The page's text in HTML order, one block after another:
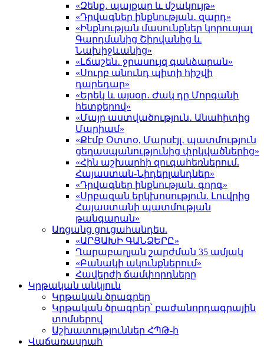
«Զենք․ պայքար և մշակույթ»
«Դրվագներ ինքնության․ զարդ»
«Ինքնության մասունքներ կորուսյալ
Գարդմանից Շիրվանից և
Նախիջևանից»
«Լճաշեն․ ջրասույզ գանձարան»
«Սուրբ անունդ պիտի հիշվի
դարեդար»
«Երեկ և այսօր․ Ժակ դը Մորգանի
հետքերով»
«Մայր աստվածություն․ Անահիտից
Մարիամ»
«Քէմբ Օտտօ, Մարսէյլ․ պատմություն
ցեղասպանությունից փրկվածներից»
«Հին աշխարհի զուգահեռներում.
Հայաստան-Նիդերլանդներ»
«Դրվագներ ինքնության. գորգ»
«Սրբազան երկխոսություն. Լուվրից
Հայաստանի պատմության
թանգարան»
Առցանց ցուցահանդես.
«ԱՐՑԱԽԻ ԳԱՆՁԵՐԸ»
Ղարաբաղյան շարժման 35 ամյակ
«Բանակի ակունքներում»
Հավերժի ճամփորդները
Կրթական անկյուն
Կրթական ծրագրեր
Կրթական ծրագրեր՝ բաժանորդագրային
տոմսերով
Աշխատություններ ՀՊԹ-ի
Վաճառասրահ